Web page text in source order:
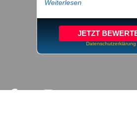
Weiterlesen
JETZT
Datenschutzerklärung